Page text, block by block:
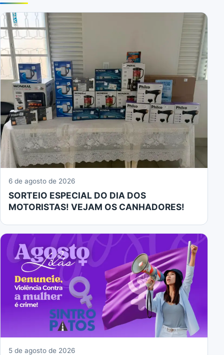
6 de agosto de 2026
SORTEIO ESPECIAL DO DIA DOS
MOTORISTAS! VEJAM OS CANHADORES!
5 de agosto de 2026